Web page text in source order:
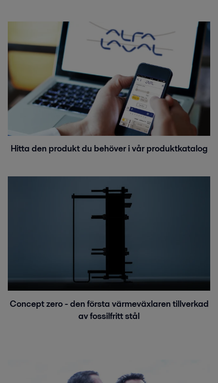
Hitta den produkt du behöver i vår produktkatalog
Concept zero - den första värmeväxlaren tillverkad
av fossilfritt stål